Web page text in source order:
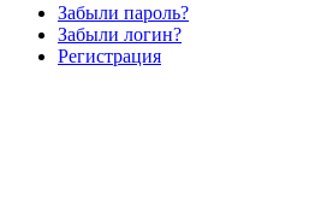
Забыли пароль?
Забыли логин?
Регистрация